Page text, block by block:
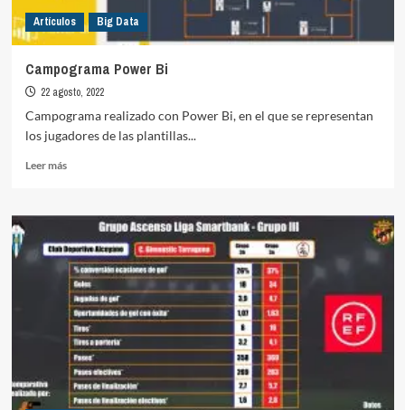
Artículos Big Data
Campograma Power Bi
22 agosto, 2022
Campograma realizado con Power Bi, en el que se representan
los jugadores de las plantillas...
Leer másLeer
Campograma
Bi